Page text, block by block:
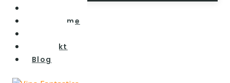
Vinturisme
Kontakt
Blog